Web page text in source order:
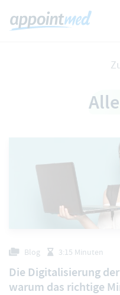
Blog 3:15 Minuten
Die Digitalisierung
warum das richtige